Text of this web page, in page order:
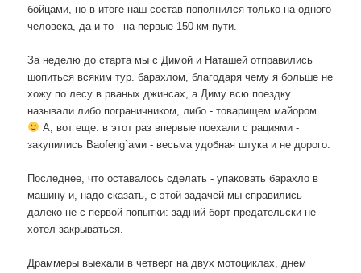
бойцами, но в итоге наш состав пополнился только на одного
человека, да и то - на первые 150 км пути.
За неделю до старта мы с Димой и Наташей отправились
шопиться всяким тур. барахлом, благодаря чему я больше не
хожу по лесу в рваных джинсах, а Диму всю поездку
называли либо пограничником, либо - товарищем майором.
А, вот еще: в этот раз впервые поехали с рациями -
закупились Baofeng`ами - весьма удобная штука и не дорого.
Последнее, что оставалось сделать - упаковать барахло в
машину и, надо сказать, с этой задачей мы справились
далеко не с первой попытки: задний борт предательски не
хотел закрываться.
Драммеры выехали в четверг на двух мотоциклах, днем